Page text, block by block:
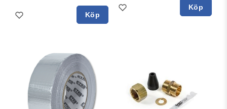
Köp
Köp